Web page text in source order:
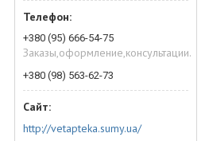
+380 (95) 666-54-75
Заказы,оформление,консультации.
+380 (98) 563-62-73
http://vetapteka.sumy.ua/